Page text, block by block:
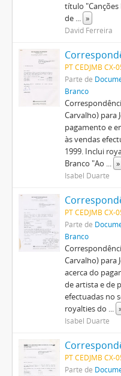
título "Canções
de ... »
David Ferreira
PT CEDJMB
Parte de
Branco
Carvalho) para
pagamento e
às vendas
1999. Inclui
Branco "Ao ... »
Isabel Duarte
PT CEDJMB
Parte de
Branco
Carvalho) para
acerca do
de artista e de
efectuadas no
royalties do ...
Isabel Duarte
PT CEDJMB
Parte de